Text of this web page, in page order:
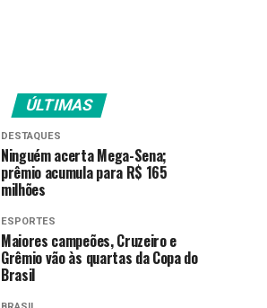
ÚLTIMAS
DESTAQUES
Ninguém acerta Mega-Sena;
prêmio acumula para R$ 165
milhões
ESPORTES
Maiores campeões, Cruzeiro e
Grêmio vão às quartas da Copa do
Brasil